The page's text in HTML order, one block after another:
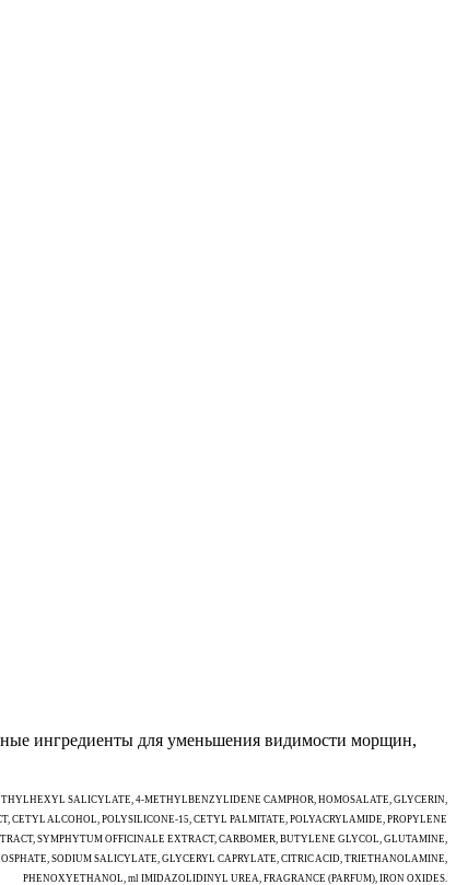
ингредиенты для уменьшения видимости морщин,
SALICYLATE, 4-METHYLBENZYLIDENE CAMPHOR, HOMOSALATE, GLYCERIN,
CETYL ALCOHOL, POLYSILICONE-15, CETYL PALMITATE, POLYACRYLAMIDE, PROPYLENE
SYMPHYTUM OFFICINALE EXTRACT, CARBOMER, BUTYLENE GLYCOL, GLUTAMINE,
SODIUM SALICYLATE, GLYCERYL CAPRYLATE, CITRIC ACID, TRIETHANOLAMINE,
PHENOXYETHANOL, ml IMIDAZOLIDINYL UREA, FRAGRANCE (PARFUM), IRON OXIDES.